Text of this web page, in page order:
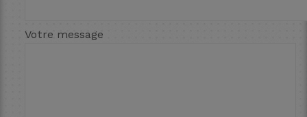
Votre message